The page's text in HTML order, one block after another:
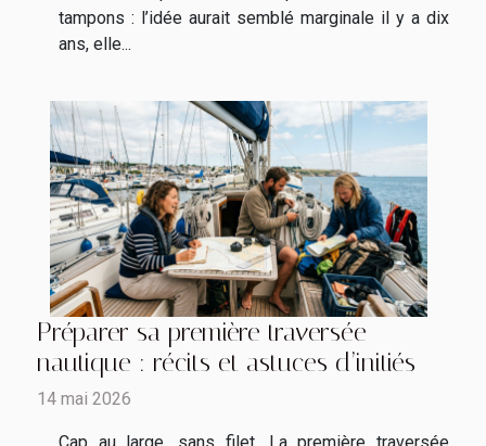
tampons : l’idée aurait semblé marginale il y a dix
ans, elle...
Préparer sa première traversée
nautique : récits et astuces d’initiés
14 mai 2026